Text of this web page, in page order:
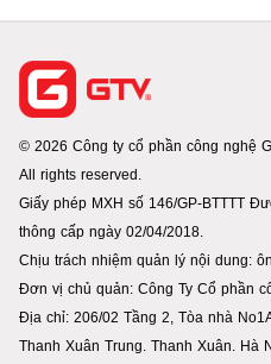
© 2026 Công ty cổ phần công nghệ
All rights reserved.
Giấy phép MXH số 146/GP-BTTTT
thông cấp ngày 02/04/2018.
Chịu trách nhiệm quản lý nội dung:
Đơn vị chủ quản: Công Ty Cổ phần
Địa chỉ: 206/02 Tầng 2, Tòa nhà
Thanh Xuân Trung. Thanh Xuân. Hà